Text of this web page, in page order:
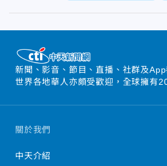
新聞、影音、節目、直播、社群及
世界各地華人亦頗受歡迎，全球擁有
關於我們
中天介紹